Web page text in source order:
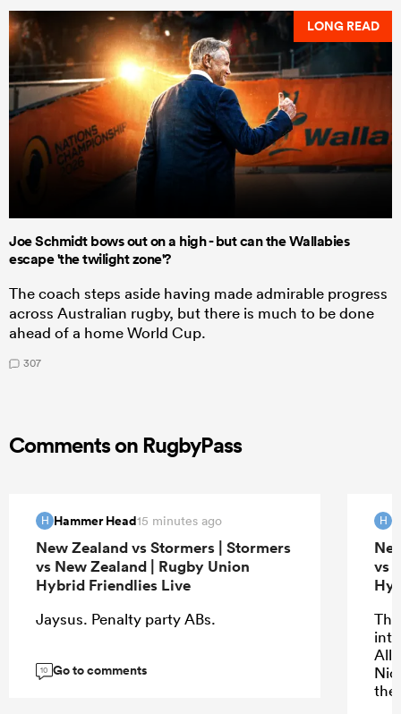
LONG READ
Joe Schmidt bows out on a high - but can the Wallabies
escape 'the twilight zone'?
The coach steps aside having made admirable progress
across Australian rugby, but there is much to be done
ahead of a home World Cup.
307
Comments on RugbyPass
H Hammer Head15 minutes ago
New Zealand vs Stormers | Stormers
vs New Zealand | Rugby Union
Hybrid Friendlies Live
Jaysus. Penalty party ABs.
10 Go to comments
H
vs
the